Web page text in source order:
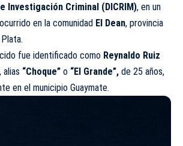
Investigación Criminal (DICRIM), en un
en la comunidad El Dean, provincia
fue identificado como Reynaldo Ruiz
, alias “Choque” o “El Grande”, de 25 años,
en el municipio Guaymate.